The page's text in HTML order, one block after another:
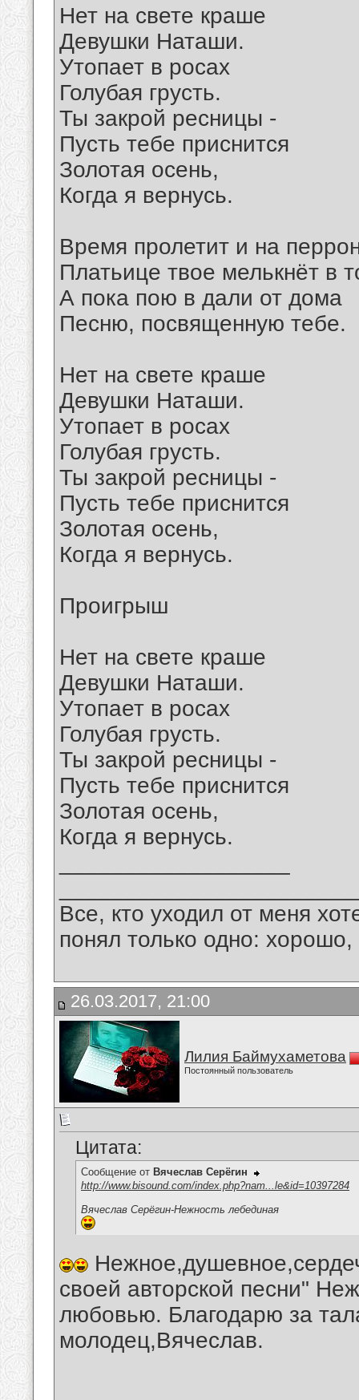
Нет на свете краше
Девушки Наташи.
Утопает в росах
Голубая грусть.
Ты закрой ресницы -
Пусть тебе приснится
Золотая осень,
Когда я вернусь.
Время пролетит и на
Платьице твое мелькнёт в
А пока пою в дали от дома
Песню, посвященную тебе.
Нет на свете краше
Девушки Наташи.
Утопает в росах
Голубая грусть.
Ты закрой ресницы -
Пусть тебе приснится
Золотая осень,
Когда я вернусь.
Проигрыш
Нет на свете краше
Девушки Наташи.
Утопает в росах
Голубая грусть.
Ты закрой ресницы -
Пусть тебе приснится
Золотая осень,
Когда я вернусь.
Все, кто уходил от меня
понял только одно:
26.03.2017, 21:00
Лилия Баймухаметова
Постоянный пользователь
Цитата:
Сообщение от Вячеслав Серёгин
http://www.bisound.com/index.php?nam...le&id=10397284
Вячеслав Серёгин-Нежность лебединая
своей авторской песни"
любовью. Благодарю за
молодец,Вячеслав.